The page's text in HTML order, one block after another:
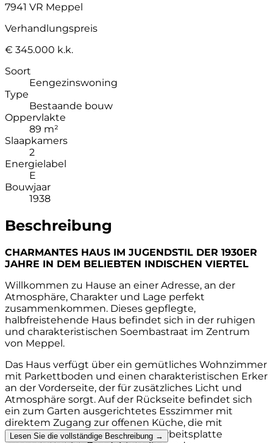
7941 VR Meppel
Verhandlungspreis
€ 345.000 k.k.
Soort
Eengezinswoning
Type
Bestaande bouw
Oppervlakte
89 m²
Slaapkamers
2
Energielabel
E
Bouwjaar
1938
Beschreibung
CHARMANTES HAUS IM JUGENDSTIL DER 1930ER
JAHRE IN DEM BELIEBTEN INDISCHEN VIERTEL
Willkommen zu Hause an einer Adresse, an der
Atmosphäre, Charakter und Lage perfekt
zusammenkommen. Dieses gepflegte,
halbfreistehende Haus befindet sich in der ruhigen
und charakteristischen Soembastraat im Zentrum
von Meppel.
Das Haus verfügt über ein gemütliches Wohnzimmer
mit Parkettboden und einen charakteristischen Erker
an der Vorderseite, der für zusätzliches Licht und
Atmosphäre sorgt. Auf der Rückseite befindet sich
ein zum Garten ausgerichtetes Esszimmer mit
direktem Zugang zur offenen Küche, die mit
Einbaugeräten und einer Granitarbeitsplatte
Lesen Sie die vollständige Beschreibung →